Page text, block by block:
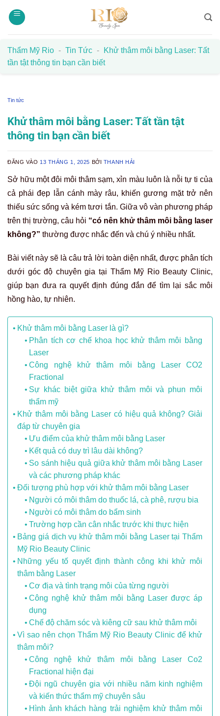
qua
Thẩm Mỹ Rio - Tin Tức -
Khử thâm môi bằng Laser: Tất
tần tật thông tin bạn cần biết
Tin tức
Khử thâm môi bằng Laser: Tất tần tật
thông tin bạn cần biết
ĐĂNG VÀO 13 THÁNG 1, 2025 BỞI THANH HẢI
Sở hữu một đôi môi thâm sạm, xỉn màu luôn là nỗi tự ti của
cả phái đẹp lẫn cánh mày râu, khiến gương mặt trở nên
thiếu sức sống và kém tươi tắn. Giữa vô vàn phương pháp
trên thị trường, câu hỏi “có nên khử thâm môi bằng laser
không?” thường được nhắc đến và chú ý nhiều nhất.
Bài viết này sẽ là câu trả lời toàn diện nhất, được phân tích
dưới góc độ chuyên gia tại Thẩm Mỹ Rio Beauty Clinic,
giúp bạn đưa ra quyết định đúng đắn để tìm lại sắc môi
hồng hào, tự nhiên.
Khử thâm môi bằng Laser là gì?
Phân tích cơ chế khoa học khử thâm môi bằng
Laser
Công nghệ khử thâm môi bằng Laser CO2
Fractional
Sự khác biệt giữa khử thâm môi và phun môi
thẩm mỹ
Khử thâm môi bằng Laser có hiệu quả không? Giải
đáp từ chuyên gia
Ưu điểm của khử thâm môi bằng Laser
Kết quả có duy trì lâu dài không?
So sánh hiệu quả giữa khử thâm môi bằng Laser
và các phương pháp khác
Đối tượng phù hợp với khử thâm môi bằng Laser
Người có môi thâm do thuốc lá, cà phê, rượu bia
Người có môi thâm do bẩm sinh
Trường hợp cần cân nhắc trước khi thực hiện
Bảng giá dịch vụ khử thâm môi bằng Laser tại Thẩm
Mỹ Rio Beauty Clinic
Những yếu tố quyết định thành công khi khử môi
thâm bằng Laser
Cơ địa và tình trạng môi của từng người
Công nghệ khử thâm môi bằng Laser được áp
dụng
Chế độ chăm sóc và kiêng cữ sau khử thâm môi
Vì sao nên chọn Thẩm Mỹ Rio Beauty Clinic để khử
thâm môi?
Công nghệ khử thâm môi bằng Laser Co2
Fractional hiện đại
Đội ngũ chuyên gia với nhiều năm kinh nghiệm
và kiến thức thẩm mỹ chuyên sâu
Hình ảnh khách hàng trải nghiệm khử thâm môi